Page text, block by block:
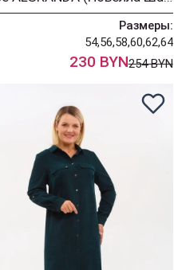
Размеры:
54,56,58,60,62,64
230 BYN254 BYN